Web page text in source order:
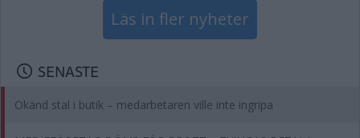
Läs in fler nyheter
SENASTE
Okänd stal i butik – medarbetaren ville inte ingripa